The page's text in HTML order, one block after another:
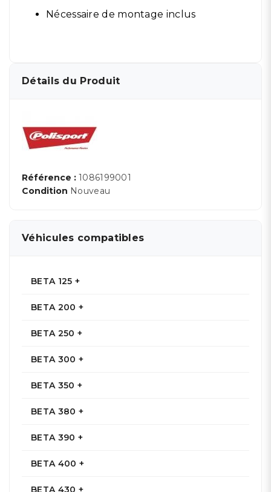
Nécessaire de montage inclus
Détails du Produit
Référence : 1086199001
Condition Nouveau
Véhicules compatibles
BETA 125 +
BETA 200 +
BETA 250 +
BETA 300 +
BETA 350 +
BETA 380 +
BETA 390 +
BETA 400 +
BETA 430 +